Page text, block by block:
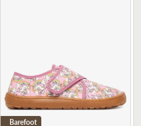
Barefoot